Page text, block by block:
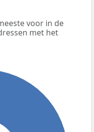
voor in de
met het